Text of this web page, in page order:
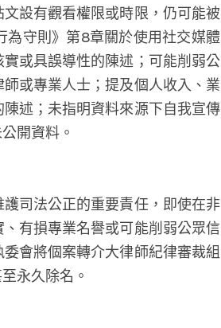
設有觀看權限或時限，仍可能被
為守則》第8章關於使用社交媒體
或具誤導性的陳述；可能削弱公
或專業人士；提及個人收入、業
述；未指明資料來源下自我宣傳
開資料。
司法公正的重要責任，即使在非
有損專業名譽或可能削弱公眾信
會將個案轉介大律師紀律審裁組
永久除名。